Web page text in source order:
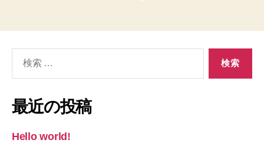
象:
最近の投稿
Hello world!